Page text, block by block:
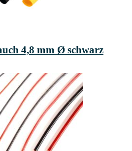
4,8 mm Ø schwarz